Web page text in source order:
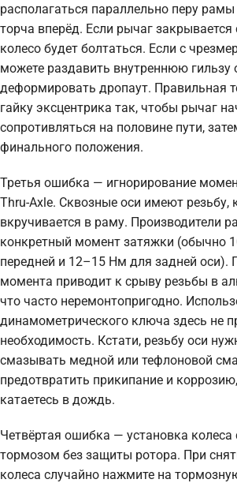
располагаться параллельно перу
торча вперёд. Если рычаг
колесо будет болтаться. Если с
можете раздавить внутреннюю гильзу
деформировать дропаут. Правильная
гайку эксцентрика так, чтобы рычаг
сопротивляться на половине пути,
финального положения.
Третья ошибка — игнорирование
Thru-Axle. Сквозные оси имеют резьбу,
вкручивается в раму. Производители
конкретный момент затяжки (обычно
передней и 12–15 Нм для задней оси).
момента приводит к срыву резьбы в
что часто неремонтопригодно.
динамометрического ключа здесь не
необходимость. Кстати, резьбу оси
смазывать медной или тефлоновой
предотвратить прикипание и
катаетесь в дождь.
Четвёртая ошибка — установка
тормозом без защиты ротора. При
колеса случайно нажмите на